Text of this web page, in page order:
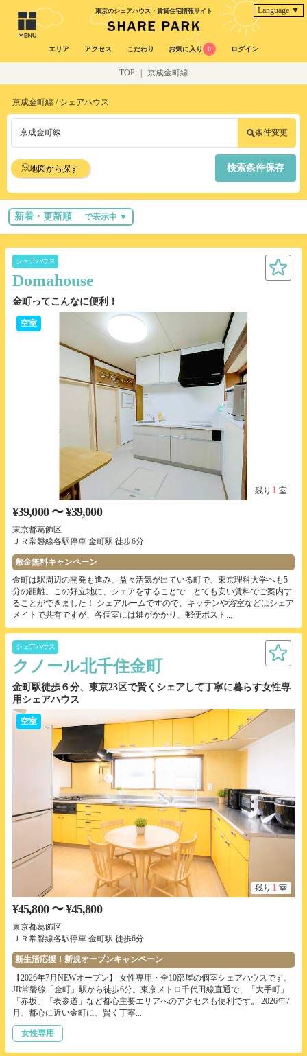
東京のシェアハウス・賃貸住宅情報サイト Language ▼
エリア アクセス こだわり お気に入り 0 ログイン
TOP 京成金町線
京成金町線 / シェアハウス
京成金町線 条件変更
地図から探す 検索条件保存
新着・更新順 で表示中 ▼
シェアハウス
Domahouse
金町ってこんなに便利！
空室
残り 1 室
¥39,000 〜 ¥39,000
東京都葛飾区
ＪＲ常磐線各駅停車 金町駅 徒歩6分
敷金無料キャンペーン
金町は駅周辺の開発も進み、益々活気が出ている町で、東京理科大学へも5
分の距離。この好立地に、シェアをすることで とても安い賃料でご案内す
ることができました！ シェアルームですので、キッチンや浴室などはシェア
メイトで共有ですが、各個室には鍵がかかり、郵便ポスト...
シェアハウス
クノール北千住金町
金町駅徒歩６分、東京23区で賢くシェアして丁寧に暮らす女性専
用シェアハウス
空室
残り 1 室
¥45,800 〜 ¥45,800
東京都葛飾区
ＪＲ常磐線各駅停車 金町駅 徒歩6分
新生活応援！新規オープンキャンペーン
【2026年7月NEWオープン】 女性専用・全10部屋の個室シェアハウスです。
JR常磐線「金町」駅から徒歩6分。東京メトロ千代田線直通で、「大手町」
「赤坂」「表参道」など都心主要エリアへのアクセスも便利です。 2026年7
月、都心に近い金町に、賢く丁寧...
女性専用